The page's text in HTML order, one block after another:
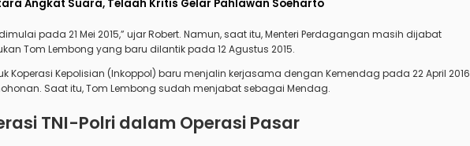
Angkat Suara, Telaah Kritis Gelar Pahlawan Soeharto
pada 21 Mei 2015,” ujar Robert. Namun, saat itu, Menteri Perdagangan masih dijabat
Tom Lembong yang baru dilantik pada 12 Agustus 2015.
Koperasi Kepolisian (Inkoppol) baru menjalin kerjasama dengan Kemendag pada 22 April 2016
Saat itu, Tom Lembong sudah menjabat sebagai Mendag.
TNI-Polri dalam Operasi Pasar